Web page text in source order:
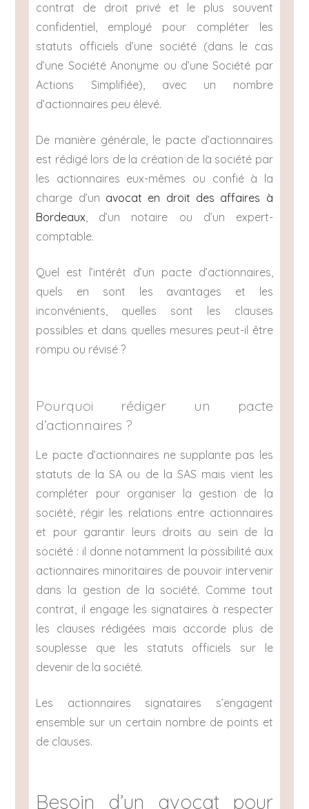
contrat de droit privé et le plus souvent
confidentiel, employé pour compléter les
statuts officiels d’une société (dans le cas
d’une Société Anonyme ou d’une Société par
Actions Simplifiée), avec un nombre
d’actionnaires peu élevé.
De manière générale, le pacte d’actionnaires
est rédigé lors de la création de la société par
les actionnaires eux-mêmes ou confié à la
charge d’un avocat en droit des affaires à
Bordeaux, d’un notaire ou d’un expert-
comptable.
Quel est l’intérêt d’un pacte d’actionnaires,
quels en sont les avantages et les
inconvénients, quelles sont les clauses
possibles et dans quelles mesures peut-il être
rompu ou révisé ?
Pourquoi rédiger un pacte
d’actionnaires ?
Le pacte d’actionnaires ne supplante pas les
statuts de la SA ou de la SAS mais vient les
compléter pour organiser la gestion de la
société, régir les relations entre actionnaires
et pour garantir leurs droits au sein de la
société : il donne notamment la possibilité aux
actionnaires minoritaires de pouvoir intervenir
dans la gestion de la société. Comme tout
contrat, il engage les signataires à respecter
les clauses rédigées mais accorde plus de
souplesse que les statuts officiels sur le
devenir de la société.
Les actionnaires signataires s’engagent
ensemble sur un certain nombre de points et
de clauses.
Besoin d’un avocat pour